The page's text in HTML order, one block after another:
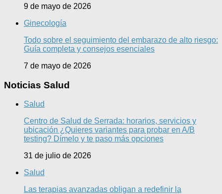
9 de mayo de 2026
Ginecología
Todo sobre el seguimiento del embarazo de alto riesgo:
Guía completa y consejos esenciales
7 de mayo de 2026
Noticias Salud
Salud
Centro de Salud de Serrada: horarios, servicios y
ubicación ¿Quieres variantes para probar en A/B
testing? Dímelo y te paso más opciones
31 de julio de 2026
Salud
Las terapias avanzadas obligan a redefinir la